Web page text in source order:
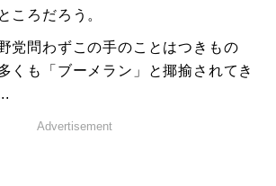
ころだろう。
党問わずこの手のことはつきもの
くも「ブーメラン」と揶揄されてき
Advertisement